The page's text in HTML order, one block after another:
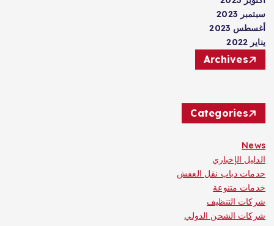
سبتمبر 2023
أغسطس 2023
يناير 2022
Archives
Categories
News
الدليل الإخباري
حدمات دباب نقل العفش
خدمات متنوعة
شركات التنظيف
شركات الشحن الدولي